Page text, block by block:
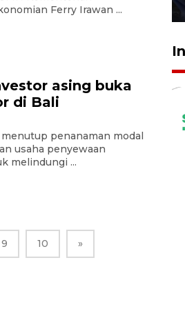
Ferry Irawan ...
asing buka
di Bali
penanaman modal
usaha penyewaan
melindungi ...
9 10 »
22:32